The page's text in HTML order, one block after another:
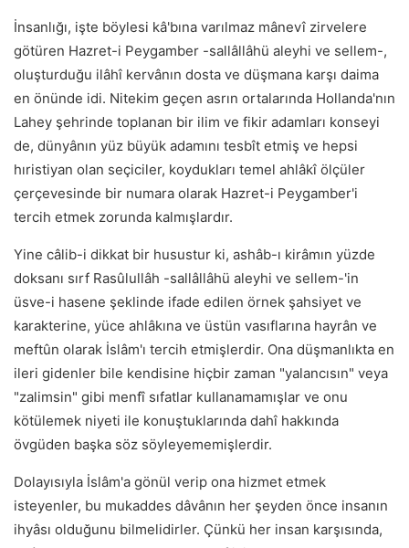
İnsanlığı, işte böylesi kâ'bına varılmaz mânevî zirvelere
götüren Hazret-i Peygamber -sallâllâhü aleyhi ve sellem-,
oluşturduğu ilâhî kervânın dosta ve düşmana karşı daima
en önünde idi. Nitekim geçen asrın ortalarında Hollanda'nın
Lahey şehrinde toplanan bir ilim ve fikir adamları konseyi
de, dünyânın yüz büyük adamını tesbît etmiş ve hepsi
hıristiyan olan seçiciler, koydukları temel ahlâkî ölçüler
çerçevesinde bir numara olarak Hazret-i Peygamber'i
tercih etmek zorunda kalmışlardır.
Yine câlib-i dikkat bir husustur ki, ashâb-ı kirâmın yüzde
doksanı sırf Rasûlullâh -sallâllâhü aleyhi ve sellem-'in
üsve-i hasene şeklinde ifade edilen örnek şahsiyet ve
karakterine, yüce ahlâkına ve üstün vasıflarına hayrân ve
meftûn olarak İslâm'ı tercih etmişlerdir. Ona düşmanlıkta en
ileri gidenler bile kendisine hiçbir zaman "yalancısın" veya
"zalimsin" gibi menfî sıfatlar kullanamamışlar ve onu
kötülemek niyeti ile konuştuklarında dahî hakkında
övgüden başka söz söyleyememişlerdir.
Dolayısıyla İslâm'a gönül verip ona hizmet etmek
isteyenler, bu mukaddes dâvânın her şeyden önce insanın
ihyâsı olduğunu bilmelidirler. Çünkü her insan karşısında,